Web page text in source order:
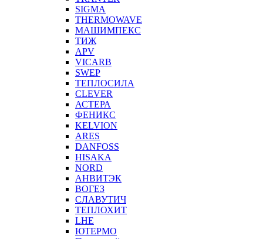
SIGMA
THERMOWAVE
МАШИМПЕКС
ТИЖ
APV
VICARB
SWEP
ТЕПЛОСИЛА
CLEVER
АСТЕРА
ФЕНИКС
KELVION
ARES
DANFOSS
HISAKA
NORD
АНВИТЭК
ВОГЕЗ
СЛАВУТИЧ
ТЕПЛОХИТ
LHE
ЮТЕРМО